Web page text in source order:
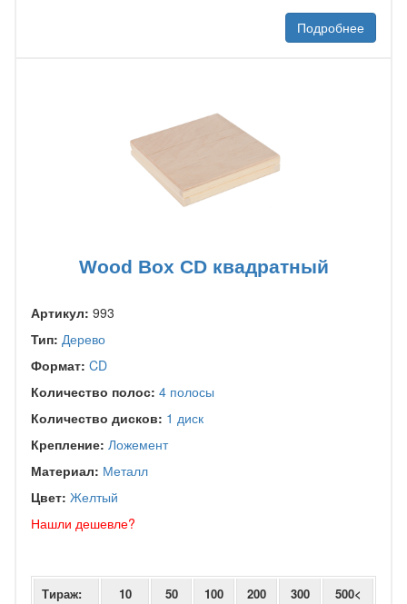
Подробнее
Wood Box CD квадратный
Артикул: 993
Тип: Дерево
Формат: CD
Количество полос: 4 полосы
Количество дисков: 1 диск
Крепление: Ложемент
Материал: Металл
Цвет: Желтый
Нашли дешевле?
Тираж: 10 50 100 200 300 500<